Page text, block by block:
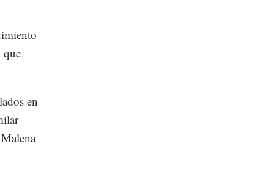
que
en